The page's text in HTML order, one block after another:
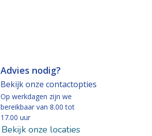
Advies nodig?
Bekijk onze contactopties
Op werkdagen zijn we
bereikbaar van 8.00 tot
17.00 uur
Bekijk onze locaties